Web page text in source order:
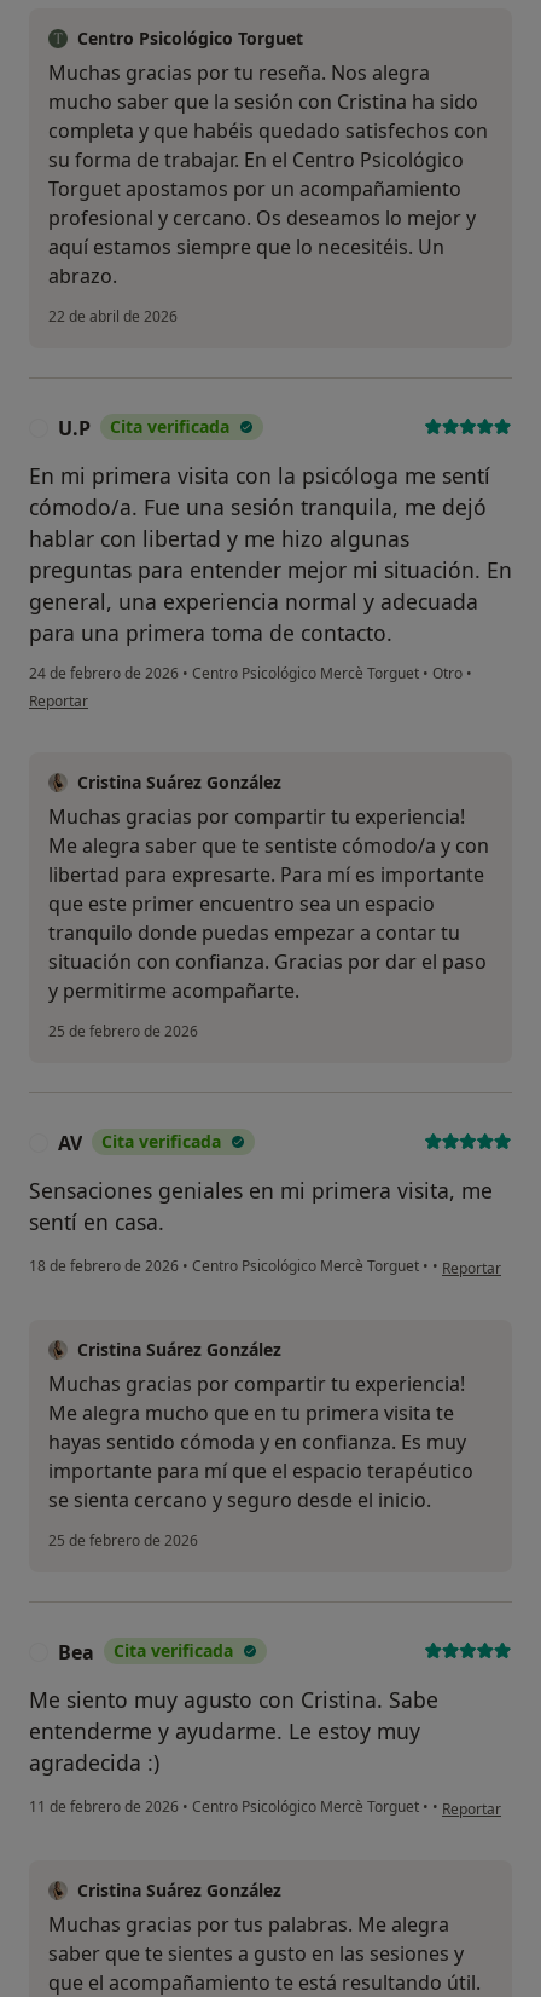
Centro Psicológico Torguet
Muchas gracias por tu reseña. Nos alegra
mucho saber que la sesión con Cristina ha sido
completa y que habéis quedado satisfechos con
su forma de trabajar. En el Centro Psicológico
Torguet apostamos por un acompañamiento
profesional y cercano. Os deseamos lo mejor y
aquí estamos siempre que lo necesitéis. Un
abrazo.
22 de abril de 2026
U.P Cita verificada
En mi primera visita con la psicóloga me sentí
cómodo/a. Fue una sesión tranquila, me dejó
hablar con libertad y me hizo algunas
preguntas para entender mejor mi situación. En
general, una experiencia normal y adecuada
para una primera toma de contacto.
24 de febrero de 2026 • Centro Psicológico Mercè Torguet • Otro •
en opinión del usuario U.P
Reportar
Cristina Suárez González
Muchas gracias por compartir tu experiencia!
Me alegra saber que te sentiste cómodo/a y con
libertad para expresarte. Para mí es importante
que este primer encuentro sea un espacio
tranquilo donde puedas empezar a contar tu
situación con confianza. Gracias por dar el paso
y permitirme acompañarte.
25 de febrero de 2026
AV Cita verificada
Sensaciones geniales en mi primera visita, me
sentí en casa.
18 de febrero de 2026 • Centro Psicológico Mercè Torguet • • en opinión del
Reportar
Cristina Suárez González
Muchas gracias por compartir tu experiencia!
Me alegra mucho que en tu primera visita te
hayas sentido cómoda y en confianza. Es muy
importante para mí que el espacio terapéutico
se sienta cercano y seguro desde el inicio.
25 de febrero de 2026
Bea Cita verificada
Me siento muy agusto con Cristina. Sabe
entenderme y ayudarme. Le estoy muy
agradecida :)
11 de febrero de 2026 • Centro Psicológico Mercè Torguet • • en opinión del
Reportar
Cristina Suárez González
Muchas gracias por tus palabras. Me alegra
saber que te sientes a gusto en las sesiones y
que el acompañamiento te está resultando útil.